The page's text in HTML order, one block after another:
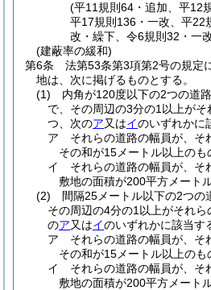
(平11規則64・追加、平12
平17規則136・一改、平22
改・繰下、令6規則32・一
(建蔽率の緩和)
第6条
法第53条第3項第2号の規定
地は、次に掲げるものとする。
(1)
内角が120度以下の2つの道
で、その周辺の3分の1以上が
つ、次のア又はイのいずれかに
ア
それらの道路の幅員が、そ
その和が15メートル以上のも
イ
それらの道路の幅員が、そ
敷地の面積が200平方メート
(2)
間隔25メートル以下の2つの
その周辺の4分の1以上がそれ
のア又はイのいずれかに該当す
ア
それらの道路の幅員が、そ
その和が15メートル以上のも
イ
それらの道路の幅員が、そ
敷地の面積が200平方メート